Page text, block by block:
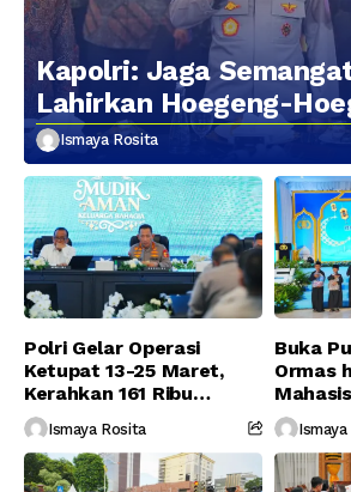
Kapolri: Jaga
Lahirkan Hoegeng-
Berikutnya
Ismaya Rosita
Polri Gelar Operasi
Ketupat 13-25 Maret,
Kerahkan 161 Ribu
Personel Gabungan
Ismaya Rosita
Buka
Ormas